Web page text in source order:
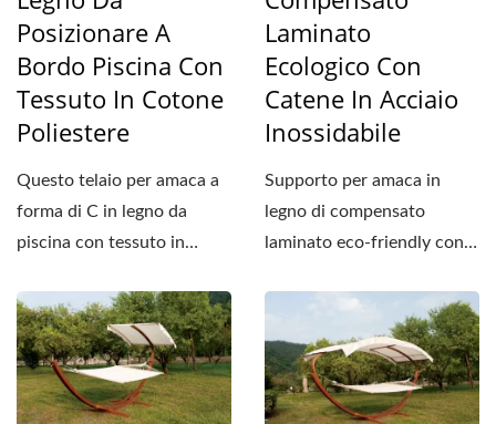
Posizionare A
Bordo Piscina Con
Tessuto In Cotone
Poliestere
Questo telaio per amaca a
forma di C in legno da
piscina con tessuto in
prodotto...
Laminato
Ecologico Con
Catene In Acciaio
Inossidabile
Supporto per amaca in
legno di compensato
laminato eco-friendly con
inossidabile,...